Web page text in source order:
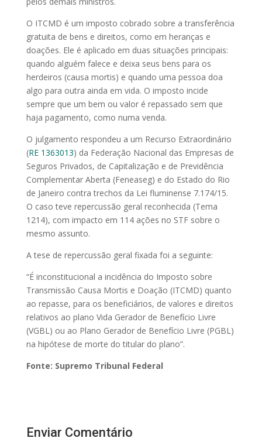
O ITCMD é um imposto cobrado sobre a transferência
gratuita de bens e direitos, como em heranças e
doações. Ele é aplicado em duas situações principais:
quando alguém falece e deixa seus bens para os
herdeiros (causa mortis) e quando uma pessoa doa
algo para outra ainda em vida. O imposto incide
sempre que um bem ou valor é repassado sem que
haja pagamento, como numa venda.
O julgamento respondeu a um Recurso Extraordinário
(RE 1363013) da Federação Nacional das Empresas de
Seguros Privados, de Capitalização e de Previdência
Complementar Aberta (Feneaseg) e do Estado do Rio
de Janeiro contra trechos da Lei fluminense 7.174/15.
O caso teve repercussão geral reconhecida (Tema
1214), com impacto em 114 ações no STF sobre o
mesmo assunto.
A tese de repercussão geral fixada foi a seguinte:
“É inconstitucional a incidência do Imposto sobre
Transmissão Causa Mortis e Doação (ITCMD) quanto
ao repasse, para os beneficiários, de valores e direitos
relativos ao plano Vida Gerador de Benefício Livre
(VGBL) ou ao Plano Gerador de Benefício Livre (PGBL)
na hipótese de morte do titular do plano”.
Fonte: Supremo Tribunal Federal
Enviar Comentário